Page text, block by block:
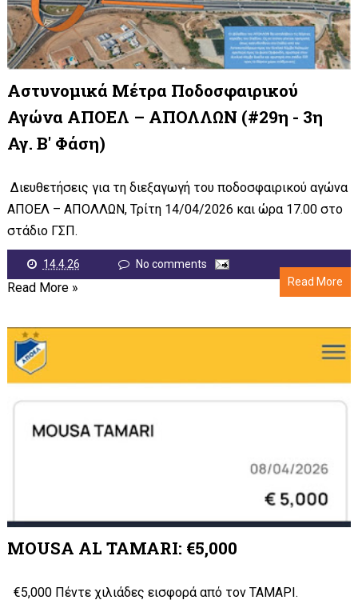
Αστυνομικά Μέτρα Ποδοσφαιρικού
Αγώνα ΑΠΟΕΛ – ΑΠΟΛΛΩΝ (#29η - 3η
Αγ. Β' Φάση)
Διευθετήσεις για τη διεξαγωγή του ποδοσφαιρικού αγώνα
ΑΠΟΕΛ – ΑΠΟΛΛΩΝ, Τρίτη 14/04/2026 και ώρα 17.00 στο
στάδιο ΓΣΠ.
14.4.26
No comments
Read More
Read More »
MOUSA AL TAMARI: €5,000
€5,000 Πέντε χιλιάδες εισφορά από τον ΤΑΜΑΡΙ.